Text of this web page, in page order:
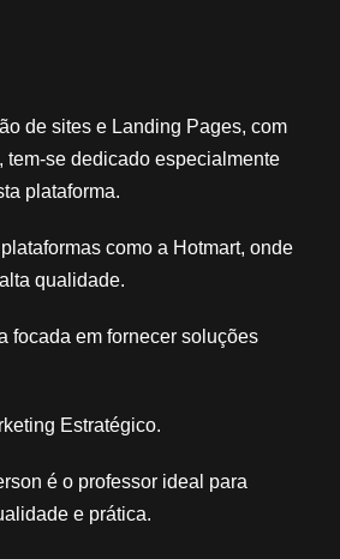
de sites e Landing Pages, com
tem-se dedicado especialmente
plataforma.
como a Hotmart, onde
qualidade.
focada em fornecer soluções
Estratégico.
é o professor ideal para
e prática.